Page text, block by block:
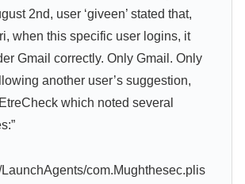
2nd, user ‘giveen’ stated that,
when this specific user logins, it
Gmail correctly. Only Gmail. Only
another user’s suggestion,
which noted several
com.Mughthesec.plis